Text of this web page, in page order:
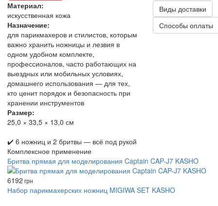
Материал:
искусственная кожа
Назначение:
для парикмахеров и стилистов, которым
важно хранить ножницы и лезвия в
одном удобном комплекте,
профессионалов, часто работающих на
выездных или мобильных условиях,
домашнего использования — для тех,
кто ценит порядок и безопасность при
хранении инструментов
Размер:
25,0 × 33,5 × 13,0 см
Виды доставки
Способы оплаты
✔️ 6 ножниц и 2 бритвы — всё под рукой
Комплексное применение
Бритва прямая для моделирования Captain CAP-J7 KASHO
6192 грн
Набор парикмахерских ножниц MIGIWA SET KASHO